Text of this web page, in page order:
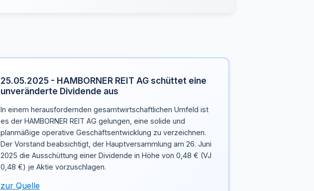
25.05.2025 - HAMBORNER REIT AG schüttet eine
unveränderte Dividende aus
In einem herausfordernden gesamtwirtschaftlichen Umfeld ist
es der HAMBORNER REIT AG gelungen, eine solide und
planmäßige operative Geschäftsentwicklung zu verzeichnen.
Der Vorstand beabsichtigt, der Hauptversammlung am 26. Juni
2025 die Ausschüttung einer Dividende in Höhe von 0,48 € (VJ
0,48 €) je Aktie vorzuschlagen.
zur Quelle